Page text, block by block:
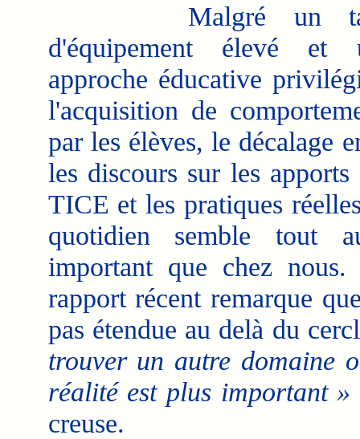
Malgré un
d'équipement élevé et
approche éducative
l'acquisition de
par les élèves, le décalage
les discours sur les apports
TICE et les pratiques
quotidien semble tout
important que chez nous.
rapport récent remarque
pas étendue au delà du
trouver un autre domaine
réalité est plus important »
creuse.